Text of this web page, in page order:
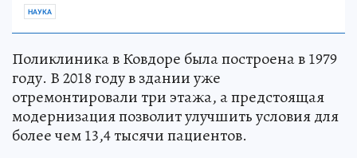
НАУКА
Поликлиника в Ковдоре была построена в 1979
году. В 2018 году в здании уже
отремонтировали три этажа, а предстоящая
модернизация позволит улучшить условия для
более чем 13,4 тысячи пациентов.